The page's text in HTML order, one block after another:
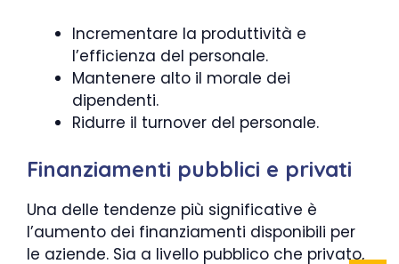
Incrementare la produttività e
l’efficienza del personale.
Mantenere alto il morale dei
dipendenti.
Ridurre il turnover del personale.
Finanziamenti pubblici e privati
Una delle tendenze più significative è
l’aumento dei finanziamenti disponibili per
le aziende. Sia a livello pubblico che privato,